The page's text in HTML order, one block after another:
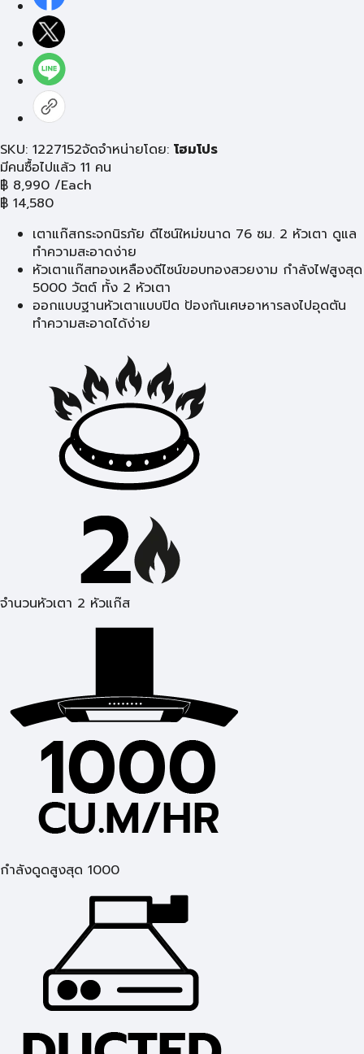
SKU: 1227152จัดจำหน่ายโดย: โฮมโปร
มีคนซื้อไปแล้ว 11 คน
฿ 8,990 /Each
฿ 14,580
เตาแก๊สกระจกนิรภัย ดีไซน์ใหม่ขนาด 76 ซม. 2 หัวเตา ดูแล
ทำความสะอาดง่าย
หัวเตาแก๊สทองเหลืองดีไซน์ขอบทองสวยงาม กำลังไฟสูงสุด
5000 วัตต์ ทั้ง 2 หัวเตา
ออกแบบฐานหัวเตาแบบปิด ป้องกันเศษอาหารลงไปอุดตัน
ทำความสะอาดได้ง่าย
จำนวนหัวเตา 2 หัวแก๊ส
กำลังดูดสูงสุด 1000